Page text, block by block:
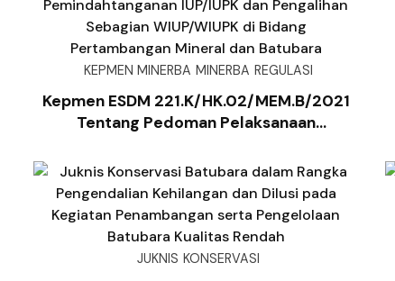
KEPMEN MINERBA MINERBA REGULASI
Kepmen ESDM 221.K/HK.02/MEM.B/2021
Tentang Pedoman Pelaksanaan
Pengalihan Sebagian WIUP/WIUPK Di
Bidang Pertambangan Mineral Dan
Batubara
JUKNIS KONSERVASI